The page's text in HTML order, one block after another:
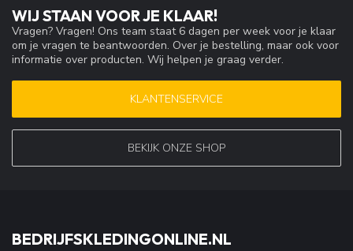
WIJ STAAN VOOR JE KLAAR!
Vragen? Vragen! Ons team staat 6 dagen per week voor je klaar
om je vragen te beantwoorden. Over je bestelling, maar ook voor
informatie over producten. Wij helpen je graag verder.
KLANTENSERVICE
BEKIJK ONZE SHOP
BEDRIJFSKLEDINGONLINE.NL